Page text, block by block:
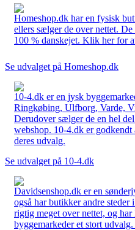
Homeshop.dk har en fysisk
ellers sælger de over nettet.
100 % danskejet. Klik her for
Se udvalget på Homeshop.dk
10-4.dk er en jysk
Ringkøbing, Ulfborg, Varde,
Derudover sælger de en hel
webshop. 10-4.dk er
deres udvalg.
Se udvalget på 10-4.dk
Davidsenshop.dk er en
også har butikker andre steder
rigtig meget over nettet, og
byggemarkeder et stort